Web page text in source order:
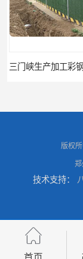
版权
郑
技术支持：